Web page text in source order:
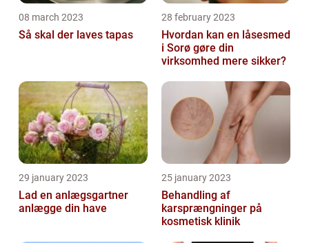
08 march 2023
Så skal der laves tapas
28 february 2023
Hvordan kan en låsesmed
i Sorø gøre din
virksomhed mere sikker?
29 january 2023
Lad en anlægsgartner
anlægge din have
25 january 2023
Behandling af
karsprængninger på
kosmetisk klinik